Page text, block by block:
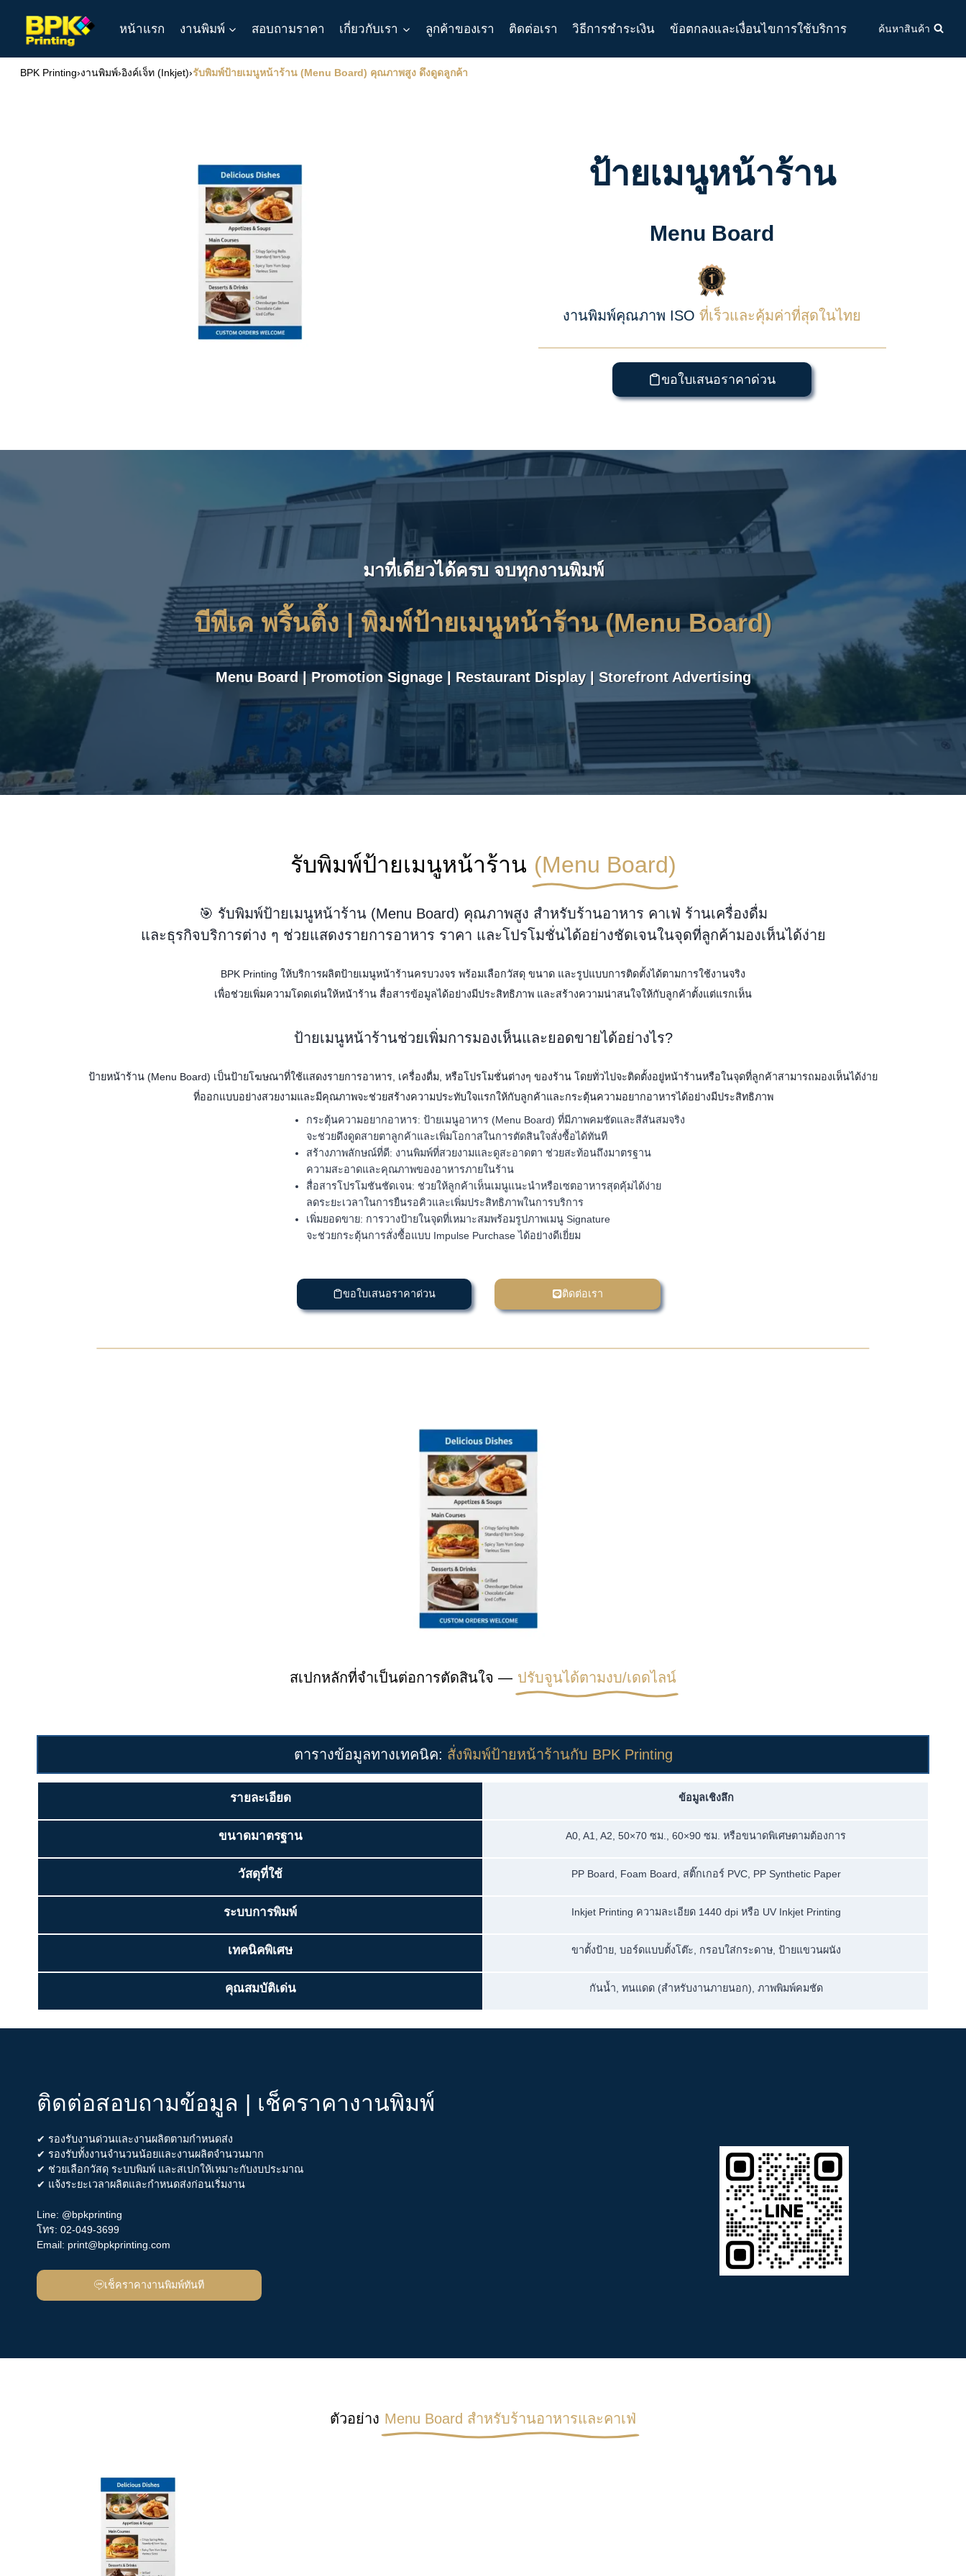
content
หน้าแรก งานพิมพ์ สอบถามราคา เกี่ยวกับเรา ลูกค้าของเรา ติดต่อเรา วิธีการชำระเงิน ข้อตกลงและเงื่อนไขการใช้บริการ ค้นหาสินค้า
BPK Printing›งานพิมพ์›อิงค์เจ็ท (Inkjet)›รับพิมพ์ป้ายเมนูหน้าร้าน (Menu Board) คุณภาพสูง ดึงดูดลูกค้า
ป้ายเมนูหน้าร้าน
Menu Board
งานพิมพ์คุณภาพ ISO ที่เร็วและคุ้มค่าที่สุดในไทย
ขอใบเสนอราคาด่วน
มาที่เดียวได้ครบ จบทุกงานพิมพ์
บีพีเค พริ้นติ้ง |พิมพ์ป้ายเมนูหน้าร้าน (Menu Board)
Menu Board | Promotion Signage | Restaurant Display | Storefront Advertising
รับพิมพ์ป้ายเมนูหน้าร้าน (Menu Board)
🎯 รับพิมพ์ป้ายเมนูหน้าร้าน (Menu Board) คุณภาพสูง สำหรับร้านอาหาร คาเฟ่ ร้านเครื่องดื่ม
และธุรกิจบริการต่าง ๆ ช่วยแสดงรายการอาหาร ราคา และโปรโมชั่นได้อย่างชัดเจนในจุดที่ลูกค้ามองเห็นได้ง่าย
BPK Printing ให้บริการผลิตป้ายเมนูหน้าร้านครบวงจร พร้อมเลือกวัสดุ ขนาด และรูปแบบการติดตั้งได้ตามการใช้งานจริง
เพื่อช่วยเพิ่มความโดดเด่นให้หน้าร้าน สื่อสารข้อมูลได้อย่างมีประสิทธิภาพ และสร้างความน่าสนใจให้กับลูกค้าตั้งแต่แรกเห็น
ป้ายเมนูหน้าร้านช่วยเพิ่มการมองเห็นและยอดขายได้อย่างไร?
ป้ายหน้าร้าน (Menu Board) เป็นป้ายโฆษณาที่ใช้แสดงรายการอาหาร, เครื่องดื่ม, หรือโปรโมชั่นต่างๆ ของร้าน โดยทั่วไปจะติดตั้งอยู่หน้าร้านหรือในจุดที่ลูกค้าสามารถมองเห็นได้ง่าย
ที่ออกแบบอย่างสวยงามและมีคุณภาพจะช่วยสร้างความประทับใจแรกให้กับลูกค้าและกระตุ้นความอยากอาหารได้อย่างมีประสิทธิภาพ
กระตุ้นความอยากอาหาร: ป้ายเมนูอาหาร (Menu Board) ที่มีภาพคมชัดและสีสันสมจริง
จะช่วยดึงดูดสายตาลูกค้าและเพิ่มโอกาสในการตัดสินใจสั่งซื้อได้ทันที
สร้างภาพลักษณ์ที่ดี: งานพิมพ์ที่สวยงามและดูสะอาดตา ช่วยสะท้อนถึงมาตรฐาน
ความสะอาดและคุณภาพของอาหารภายในร้าน
สื่อสารโปรโมชันชัดเจน: ช่วยให้ลูกค้าเห็นเมนูแนะนำหรือเซตอาหารสุดคุ้มได้ง่าย
ลดระยะเวลาในการยืนรอคิวและเพิ่มประสิทธิภาพในการบริการ
เพิ่มยอดขาย: การวางป้ายในจุดที่เหมาะสมพร้อมรูปภาพเมนู Signature
จะช่วยกระตุ้นการสั่งซื้อแบบ Impulse Purchase ได้อย่างดีเยี่ยม
ขอใบเสนอราคาด่วน ติดต่อเรา
สเปกหลักที่จำเป็นต่อการตัดสินใจ — ปรับจูนได้ตามงบ/เดดไลน์
ตารางข้อมูลทางเทคนิค: สั่งพิมพ์ป้ายหน้าร้านกับ BPK Printing
รายละเอียด ข้อมูลเชิงลึก
ขนาดมาตรฐาน A0, A1, A2, 50×70 ซม., 60×90 ซม. หรือขนาดพิเศษตามต้องการ
วัสดุที่ใช้ PP Board, Foam Board, สติ๊กเกอร์ PVC, PP Synthetic Paper
ระบบการพิมพ์ Inkjet Printing ความละเอียด 1440 dpi หรือ UV Inkjet Printing
เทคนิคพิเศษ ขาตั้งป้าย, บอร์ดแบบตั้งโต๊ะ, กรอบใส่กระดาษ, ป้ายแขวนผนัง
คุณสมบัติเด่น กันน้ำ, ทนแดด (สำหรับงานภายนอก), ภาพพิมพ์คมชัด
ติดต่อสอบถามข้อมูล | เช็คราคางานพิมพ์
✔ รองรับงานด่วนและงานผลิตตามกำหนดส่ง
✔ รองรับทั้งงานจำนวนน้อยและงานผลิตจำนวนมาก
✔ ช่วยเลือกวัสดุ ระบบพิมพ์ และสเปกให้เหมาะกับงบประมาณ
✔ แจ้งระยะเวลาผลิตและกำหนดส่งก่อนเริ่มงาน
Line: @bpkprinting
โทร: 02-049-3699
Email: print@bpkprinting.com
เช็คราคางานพิมพ์ทันที
ตัวอย่าง Menu Board สำหรับร้านอาหารและคาเฟ่